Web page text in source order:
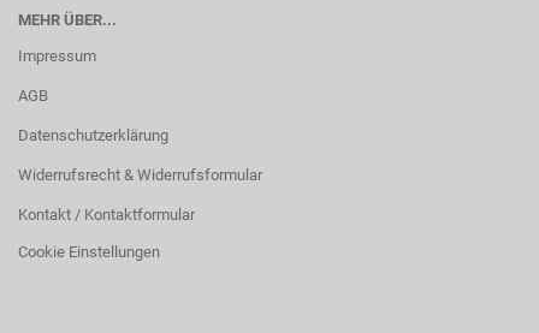
MEHR ÜBER...
Impressum
AGB
Datenschutzerklärung
Widerrufsrecht & Widerrufsformular
Kontakt / Kontaktformular
Cookie Einstellungen